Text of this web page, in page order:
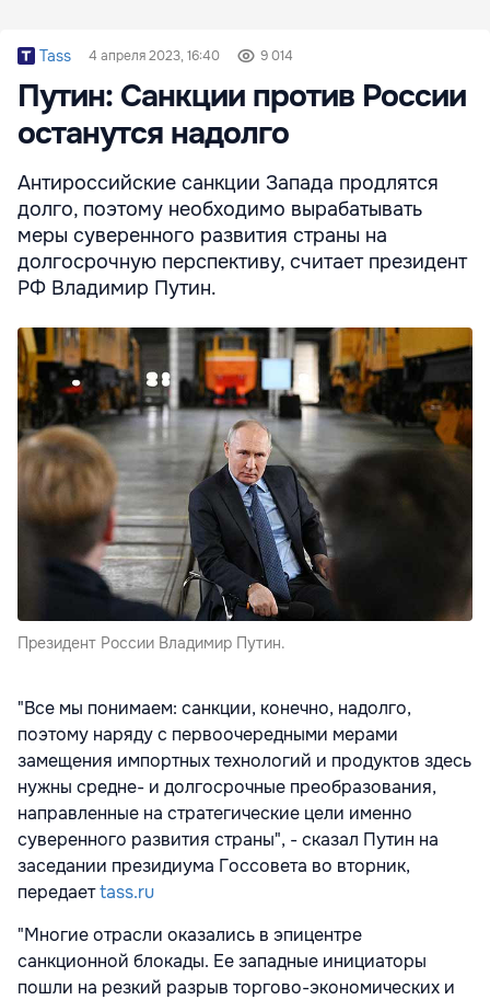
Tass 4 апреля 2023, 16:40 9 014
Путин: Санкции против России
останутся надолго
Антироссийские санкции Запада продлятся
долго, поэтому необходимо вырабатывать
меры суверенного развития страны на
долгосрочную перспективу, считает президент
РФ Владимир Путин.
Президент России Владимир Путин.
"Все мы понимаем: санкции, конечно, надолго,
поэтому наряду с первоочередными мерами
замещения импортных технологий и продуктов здесь
нужны средне- и долгосрочные преобразования,
направленные на стратегические цели именно
суверенного развития страны", - сказал Путин на
заседании президиума Госсовета во вторник,
передаетtass.ru
"Многие отрасли оказались в эпицентре
санкционной блокады. Ее западные инициаторы
пошли на резкий разрыв торгово-экономических и